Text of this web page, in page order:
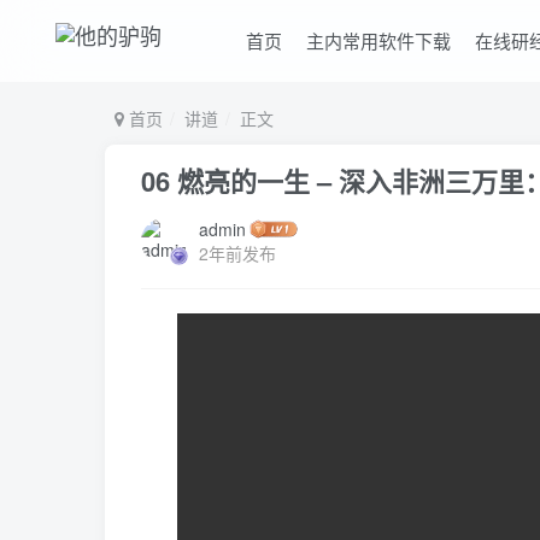
首页 主内常用软件下载 在线研
首页 讲道 正文
06 燃亮的一生 – 深入非洲三万里
admin
2年前发布